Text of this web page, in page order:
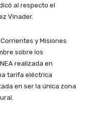
al respecto el
Vinader.
y Misiones
sobre los
realizada en
tarifa eléctrica
en ser la única zona